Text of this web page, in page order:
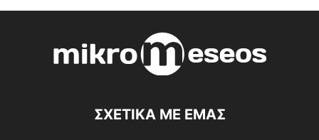
ΣΧΕΤΙΚΑ ΜΕ ΕΜΑΣ